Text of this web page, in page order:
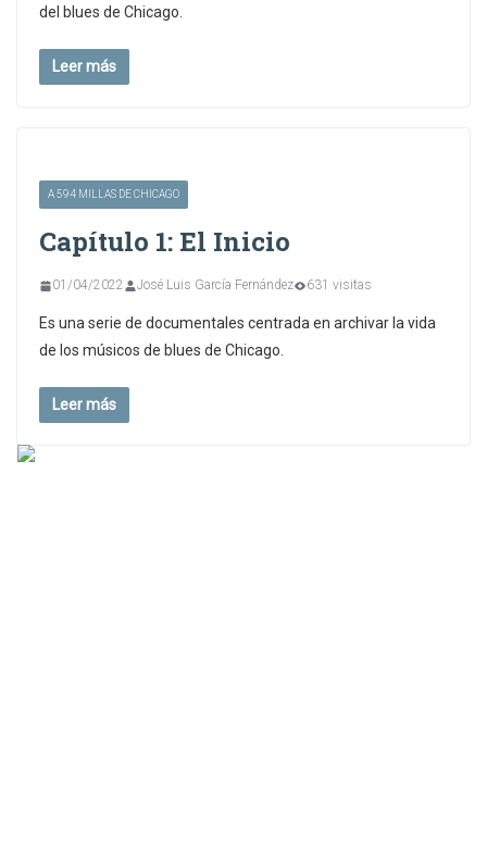
del blues de Chicago.
Leer más
A 594 MILLAS DE CHICAGO
Capítulo 1: El Inicio
01/04/2022 José Luis García Fernández 631 visitas
Es una serie de documentales centrada en archivar la vida
de los músicos de blues de Chicago.
Leer más